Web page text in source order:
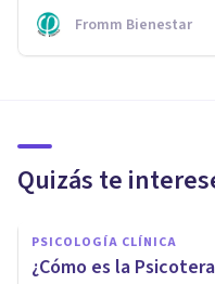
Fromm Bienestar
Quizás te
PSICOLOGÍA CLÍNICA
¿Cómo es la